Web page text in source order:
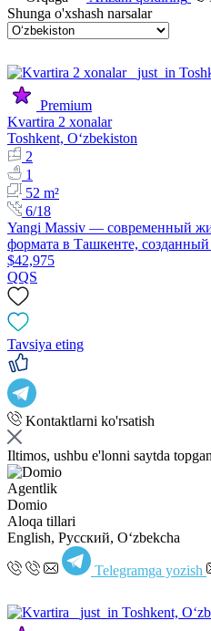
Shunga o'xshash narsalar
Premium
Kvartira 2 xonalar
Toshkent, Oʻzbekiston
2
1
52 m²
6/18
Yangi Massiv — современный
формата в Ташкенте,
$42,975
QQS
Tavsiya eting
Kontaktlarni ko'rsatish
Iltimos, ushbu e'lonni saytda
Agentlik
Domio
Aloqa tillari
English, Русский, Oʻzbekcha
Telegramga yozish